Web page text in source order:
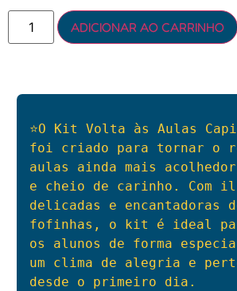
ADICIONAR AO CARRINHO
⭐O Kit Volta às Aulas
foi criado para tornar o
aulas ainda mais
e cheio de carinho. Com
delicadas e encantadoras
fofinhas, o kit é ideal
os alunos de forma
um clima de alegria e
desde o primeiro dia.